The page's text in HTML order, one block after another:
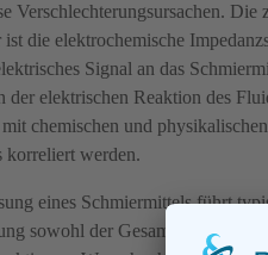
Verschlechterungsursachen.
ist die elektrochemische
Signal an das
der elektrischen Reaktion des
mit chemischen und
korreliert werden.
eines Schmiermittels führt
sowohl der Gesamtlösung als